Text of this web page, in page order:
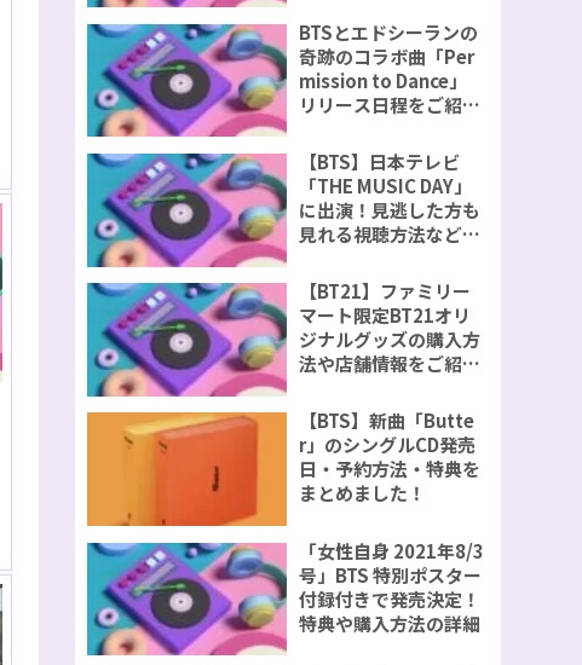
BTSとエドシーランの
奇跡のコラボ曲「Per
mission to Dance」
リリース日程をご紹
【BTS】日本テレビ
「THE MUSIC DAY」
に出演！見逃した方も
見れる視聴方法などを
【BT21】ファミリー
マート限定BT21オリ
ジナルグッズの購入方
法や店舗情報をご紹
【BTS】新曲「Butte
r」のシングルCD発売
日・予約方法・特典を
まとめました！
「女性自身 2021年8/3
号」BTS 特別ポスター
付録付きで発売決定！
特典や購入方法の詳細